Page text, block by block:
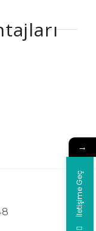
→
İletişime Geç